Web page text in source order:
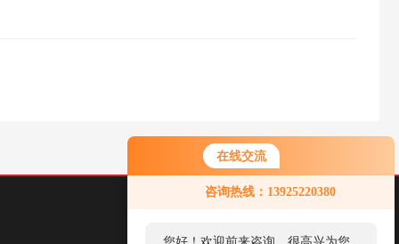
在线交流
咨询热线：13925220380
您好！欢迎前来咨询，很高兴为您
服务，请问您要咨询什么问题呢？